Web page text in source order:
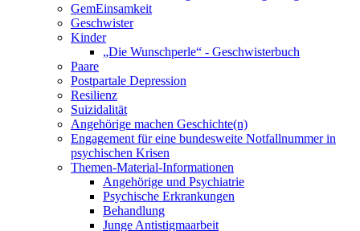
GemEinsamkeit
Geschwister
Kinder
„Die Wunschperle“ - Geschwisterbuch
Paare
Postpartale Depression
Resilienz
Suizidalität
Angehörige machen Geschichte(n)
Engagement für eine bundesweite Notfallnummer in
psychischen Krisen
Themen-Material-Informationen
Angehörige und Psychiatrie
Psychische Erkrankungen
Behandlung
Junge Antistigmaarbeit